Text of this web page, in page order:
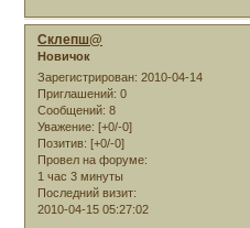
Склепш@
Новичок
Зарегистрирован: 2010-04-14
Приглашений: 0
Сообщений: 8
Уважение: [+0/-0]
Позитив: [+0/-0]
Провел на форуме:
1 час 3 минуты
Последний визит:
2010-04-15 05:27:02